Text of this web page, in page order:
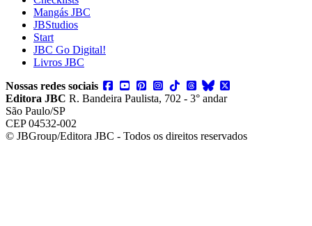
Mangás JBC
JBStudios
Start
JBC Go Digital!
Livros JBC
Nossas redes sociais
Editora JBC R. Bandeira Paulista, 702 - 3° andar
São Paulo/SP
CEP 04532-002
© JBGroup/Editora JBC - Todos os direitos reservados